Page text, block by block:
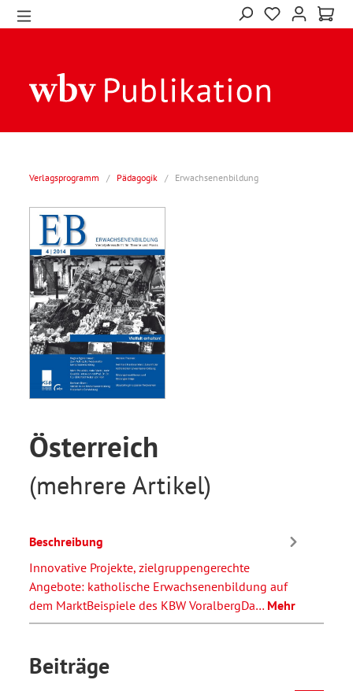
Verlagsprogramm / Pädagogik / Erwachsenenbildung
Österreich
(mehrere Artikel)
Beschreibung
Innovative Projekte, zielgruppengerechte
Angebote: katholische Erwachsenenbildung auf
dem MarktBeispiele des KBW VoralbergDa… Mehr
Beiträge